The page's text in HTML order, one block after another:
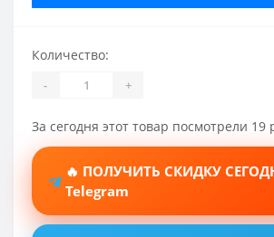
Количество:
- +
За сегодня этот товар посмотрели 19
🔥 ПОЛУЧИТЬ СКИДКУ
Telegram